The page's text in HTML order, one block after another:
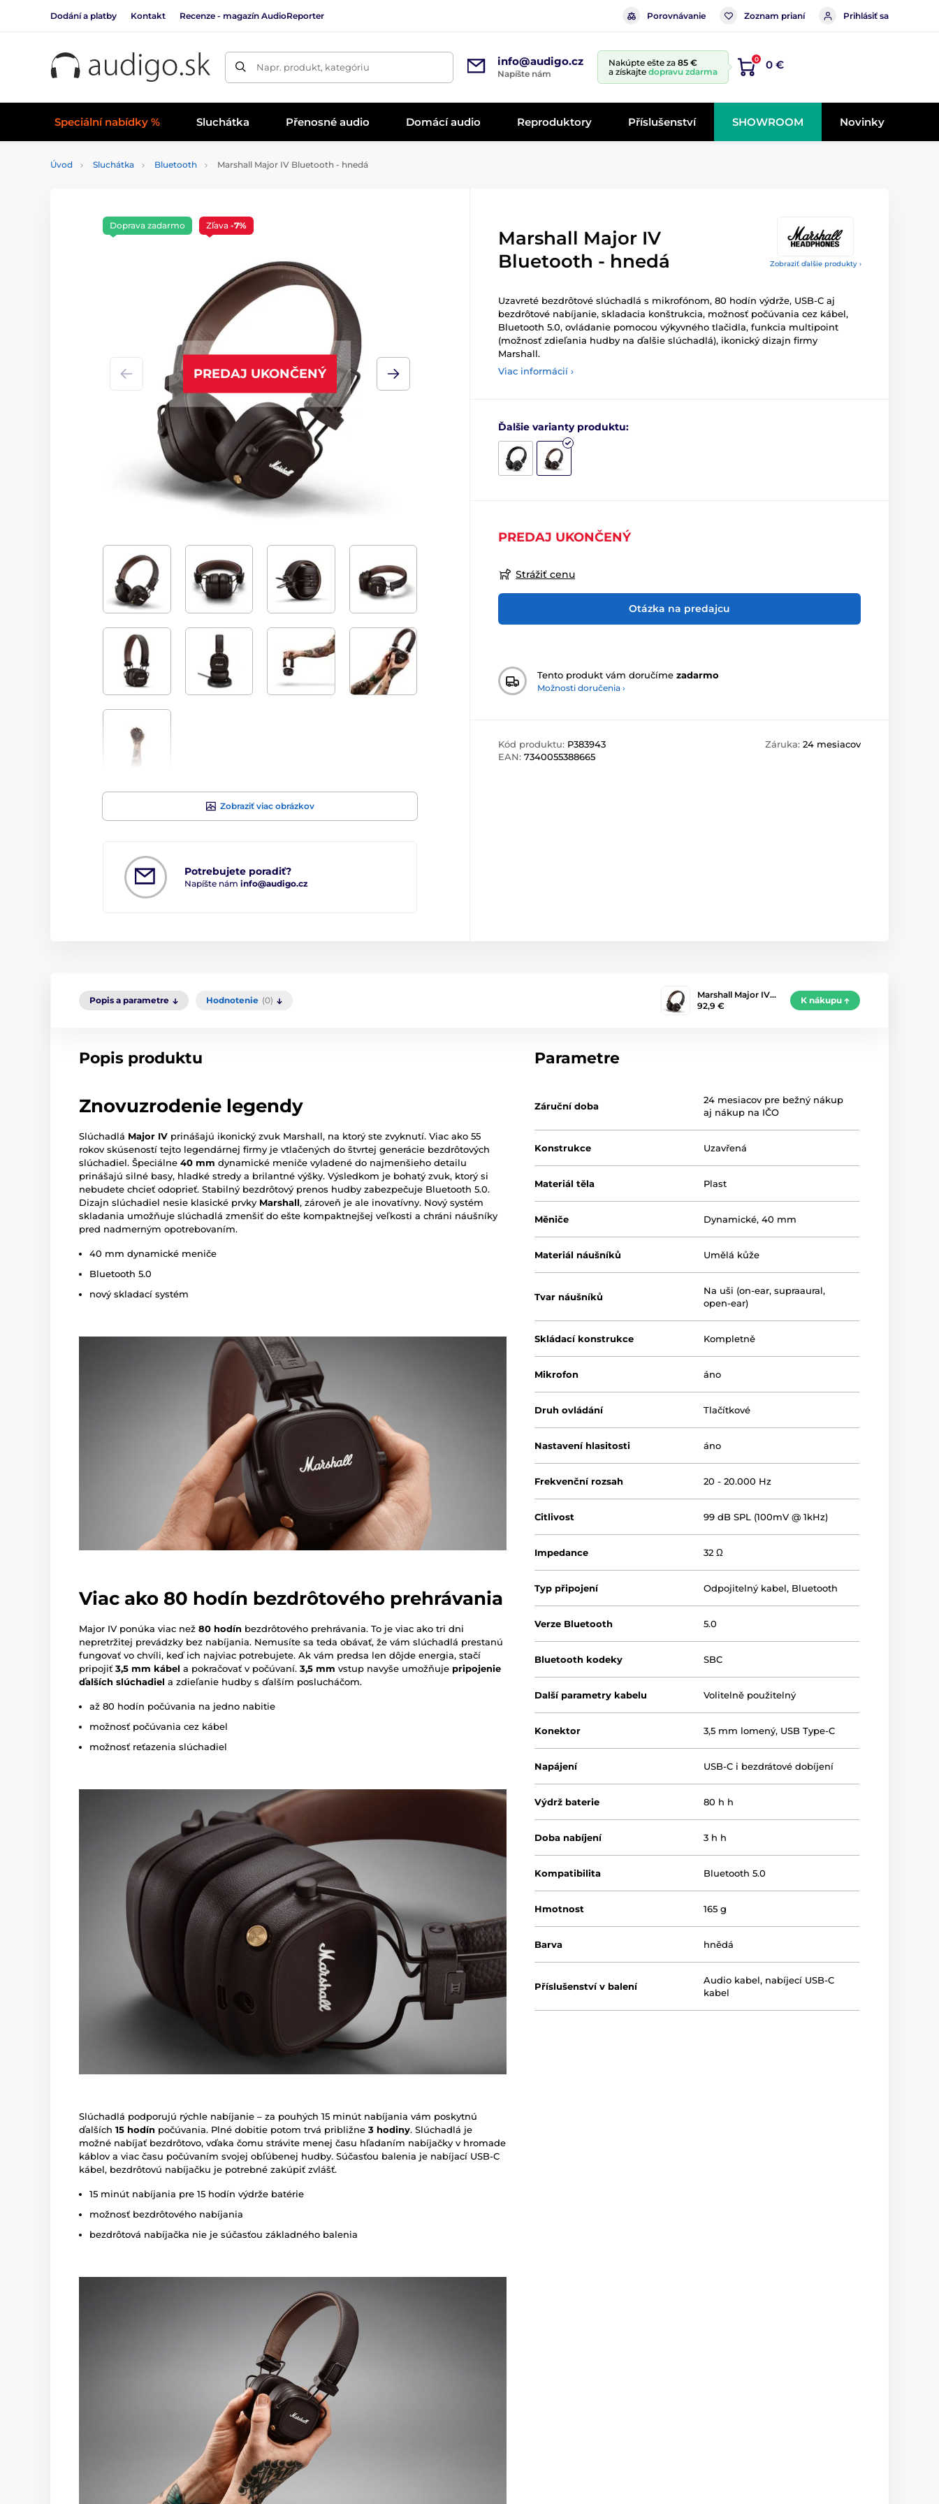
Dodání a platby Kontakt Recenze - magazín AudioReporter Porovnávanie Zoznam prianí Prihlásiť sa
Napr. produkt, kategóriu info@audigo.cz
Napíšte nám
Nakúpte ešte za 85 €
a získajte dopravu zdarma
0 0 €
Speciální nabídky % Sluchátka Přenosné audio Domácí audio Reproduktory Příslušenství SHOWROOM Novinky
Úvod Sluchátka Bluetooth Marshall Major IV Bluetooth - hnedá
Zobraziť ďalšie produkty ›
PREDAJ UKONČENÝ
Zobraziť viac obrázkov
Potrebujete poradiť?
Napíšte nám info@audigo.cz
Doprava zadarmo Zľava -7%
Marshall Major IV
Bluetooth - hnedá
Uzavreté bezdrôtové slúchadlá s mikrofónom, 80 hodín výdrže, USB-C aj
bezdrôtové nabíjanie, skladacia konštrukcia, možnosť počúvania cez kábel,
Bluetooth 5.0, ovládanie pomocou výkyvného tlačidla, funkcia multipoint
(možnosť zdieľania hudby na ďalšie slúchadlá), ikonický dizajn firmy
Marshall.
Viac informácií ›
Ďalšie varianty produktu:
PREDAJ UKONČENÝ
Strážiť cenu
Otázka na predajcu
Tento produkt vám doručíme zadarmo
Možnosti doručenia ›
Kód produktu: P383943
EAN: 7340055388665
Záruka: 24 mesiacov
Popis a parametre Hodnotenie (0)
Marshall Major IV…
92,9 €
K nákupu
Popis produktu
Znovuzrodenie legendy
Slúchadlá Major IV prinášajú ikonický zvuk Marshall, na ktorý ste zvyknutí. Viac ako 55
rokov skúseností tejto legendárnej firmy je vtlačených do štvrtej generácie bezdrôtových
slúchadiel. Špeciálne 40 mm dynamické meniče vyladené do najmenšieho detailu
prinášajú silné basy, hladké stredy a brilantné výšky. Výsledkom je bohatý zvuk, ktorý si
nebudete chcieť odoprieť. Stabilný bezdrôtový prenos hudby zabezpečuje Bluetooth 5.0.
Dizajn slúchadiel nesie klasické prvky Marshall, zároveň je ale inovatívny. Nový systém
skladania umožňuje slúchadlá zmenšiť do ešte kompaktnejšej veľkosti a chráni náušníky
pred nadmerným opotrebovaním.
40 mm dynamické meniče
Bluetooth 5.0
nový skladací systém
Viac ako 80 hodín bezdrôtového prehrávania
Major IV ponúka viac než 80 hodín bezdrôtového prehrávania. To je viac ako tri dni
nepretržitej prevádzky bez nabíjania. Nemusíte sa teda obávať, že vám slúchadlá prestanú
fungovať vo chvíli, keď ich najviac potrebujete. Ak vám predsa len dôjde energia, stačí
pripojiť 3,5 mm kábel a pokračovať v počúvaní. 3,5 mm vstup navyše umožňuje pripojenie
ďalších slúchadiel a zdieľanie hudby s ďalším poslucháčom.
až 80 hodín počúvania na jedno nabitie
možnosť počúvania cez kábel
možnosť reťazenia slúchadiel
Slúchadlá podporujú rýchle nabíjanie – za pouhých 15 minút nabíjania vám poskytnú
ďalších 15 hodín počúvania. Plné dobitie potom trvá približne 3 hodiny. Slúchadlá je
možné nabíjať bezdrôtovo, vďaka čomu strávite menej času hľadaním nabíjačky v hromade
káblov a viac času počúvaním svojej obľúbenej hudby. Súčasťou balenia je nabíjací USB-C
kábel, bezdrôtovú nabíjačku je potrebné zakúpiť zvlášť.
15 minút nabíjania pre 15 hodín výdrže batérie
možnosť bezdrôtového nabíjania
bezdrôtová nabíjačka nie je súčasťou základného balenia
Parametre
Záruční doba
24 mesiacov pre bežný nákup
aj nákup na IČO
Konstrukce Uzavřená
Materiál těla Plast
Měniče Dynamické, 40 mm
Materiál náušníků Umělá kůže
Tvar náušníků
Na uši (on-ear, supraaural,
open-ear)
Skládací konstrukce Kompletně
Mikrofon áno
Druh ovládání Tlačítkové
Nastavení hlasitosti áno
Frekvenční rozsah 20 - 20.000 Hz
Citlivost 99 dB SPL (100mV @ 1kHz)
Impedance 32 Ω
Typ připojení Odpojitelný kabel, Bluetooth
Verze Bluetooth 5.0
Bluetooth kodeky SBC
Další parametry kabelu Volitelně použitelný
Konektor 3,5 mm lomený, USB Type-C
Napájení USB-C i bezdrátové dobíjení
Výdrž baterie 80 h h
Doba nabíjení 3 h h
Kompatibilita Bluetooth 5.0
Hmotnost 165 g
Barva hnědá
Příslušenství v balení
Audio kabel, nabíjecí USB-C
kabel